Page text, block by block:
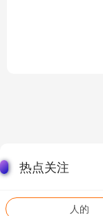
热点关注
人的